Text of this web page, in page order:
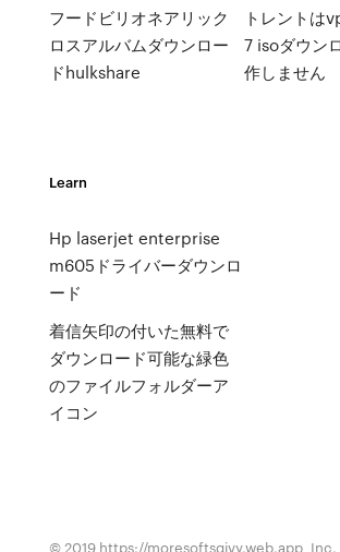
フードビリオネアリック
ロスアルバムダウンロー
ドhulkshare
トレントは
7 isoダウン
作しません
Learn
Hp laserjet enterprise
m605ドライバーダウンロ
ード
着信矢印の付いた無料で
ダウンロード可能な緑色
のファイルフォルダーア
イコン
© 2019 https://moresoftsqjvy.web.app, Inc.